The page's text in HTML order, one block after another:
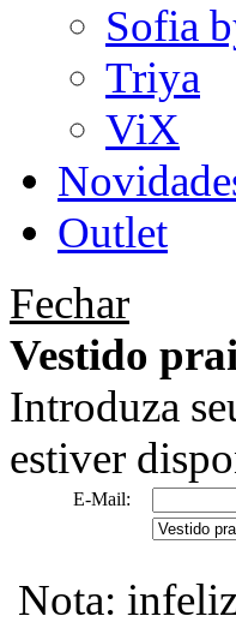
Sofia
Triya
ViX
Outlet
Fechar
Vestido
Introduza
estiver
E-Mail:
Nota: